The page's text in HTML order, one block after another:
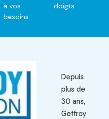
à vos
besoins
doigts
Depuis
plus de
30 ans,
Geffroy